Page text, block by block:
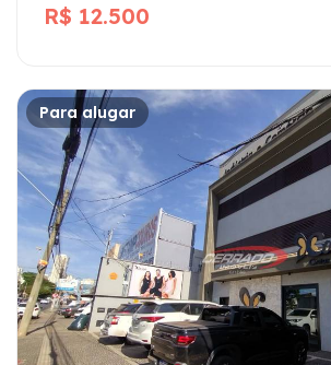
R$ 12.500
Para alugar